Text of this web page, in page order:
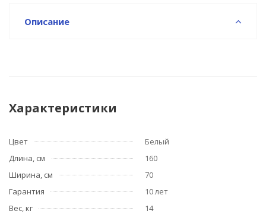
Описание
Характеристики
Цвет
Белый
Длина, см
160
Ширина, см
70
Гарантия
10 лет
Вес, кг
14